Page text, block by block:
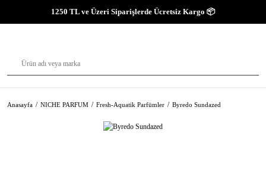
1250 TL ve Üzeri Siparişlerde Ücretsiz Kargo 📦
Anasayfa NICHE PARFUM Fresh-Aquatik Parfümler Byredo Sundazed